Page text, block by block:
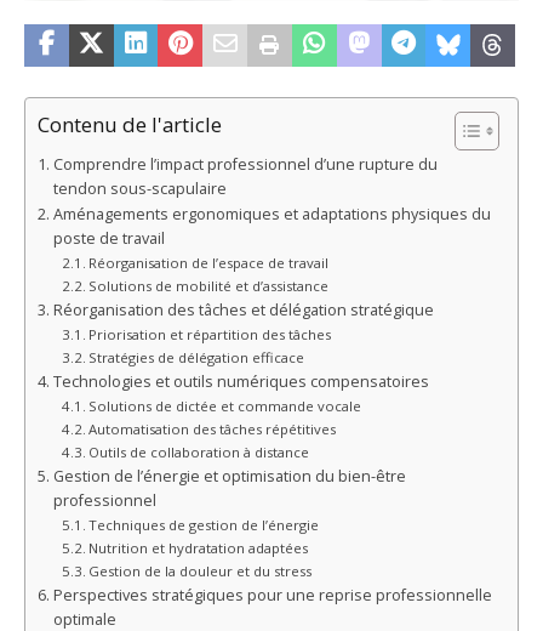
Contenu de l'article
Comprendre l’impact professionnel d’une rupture du
tendon sous-scapulaire
Aménagements ergonomiques et adaptations physiques du
poste de travail
Réorganisation de l’espace de travail
Solutions de mobilité et d’assistance
Réorganisation des tâches et délégation stratégique
Priorisation et répartition des tâches
Stratégies de délégation efficace
Technologies et outils numériques compensatoires
Solutions de dictée et commande vocale
Automatisation des tâches répétitives
Outils de collaboration à distance
Gestion de l’énergie et optimisation du bien-être
professionnel
Techniques de gestion de l’énergie
Nutrition et hydratation adaptées
Gestion de la douleur et du stress
Perspectives stratégiques pour une reprise professionnelle
optimale